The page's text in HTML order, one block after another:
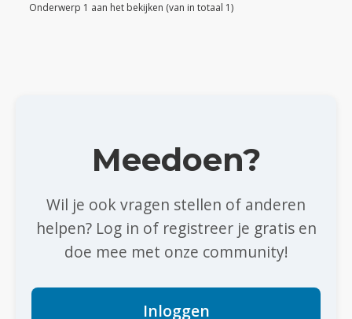
Onderwerp 1 aan het bekijken (van in totaal 1)
Meedoen?
Wil je ook vragen stellen of anderen
helpen? Log in of registreer je gratis en
doe mee met onze community!
Inloggen